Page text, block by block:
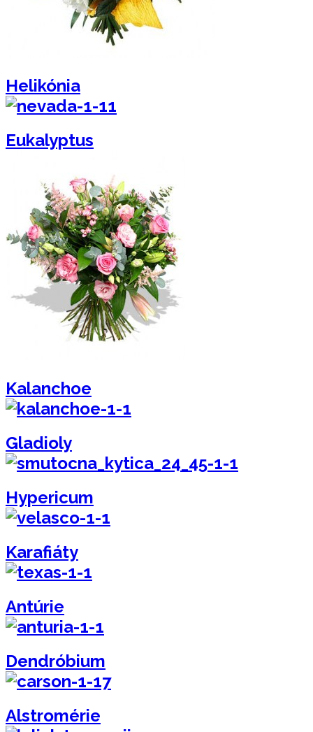
Helikónia
Eukalyptus
Kalanchoe
Gladioly
Hypericum
Karafiáty
Antúrie
Dendróbium
Alstromérie